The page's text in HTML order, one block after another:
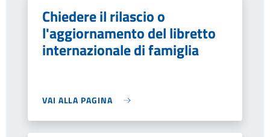
Chiedere il rilascio o
l'aggiornamento del libretto
internazionale di famiglia
VAI ALLA PAGINA